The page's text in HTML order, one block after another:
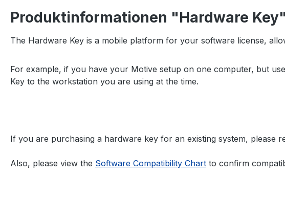
Produktinformationen "Hardware Key"
The Hardware Key is a mobile platform for your software license,
For example, if you have your Motive setup on one computer, but
Key to the workstation you are using at the time.
If you are purchasing a hardware key for an existing system, please
Also, please view the Software Compatibility Chart to confirm